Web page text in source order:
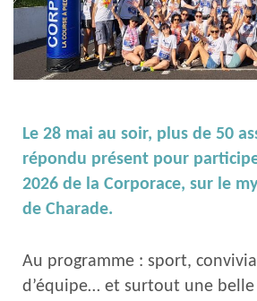
Le 28 mai au soir, plus de 50
répondu présent pour
2026 de la Corporace, sur le
de Charade.
Au programme : sport,
d’équipe… et surtout une